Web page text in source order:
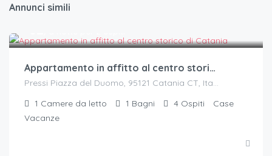
Annunci simili
Appartamento in affitto al centro storico di Catania
1 Camere da letto 1 Bagni 4 Ospiti
Case
Vacanze